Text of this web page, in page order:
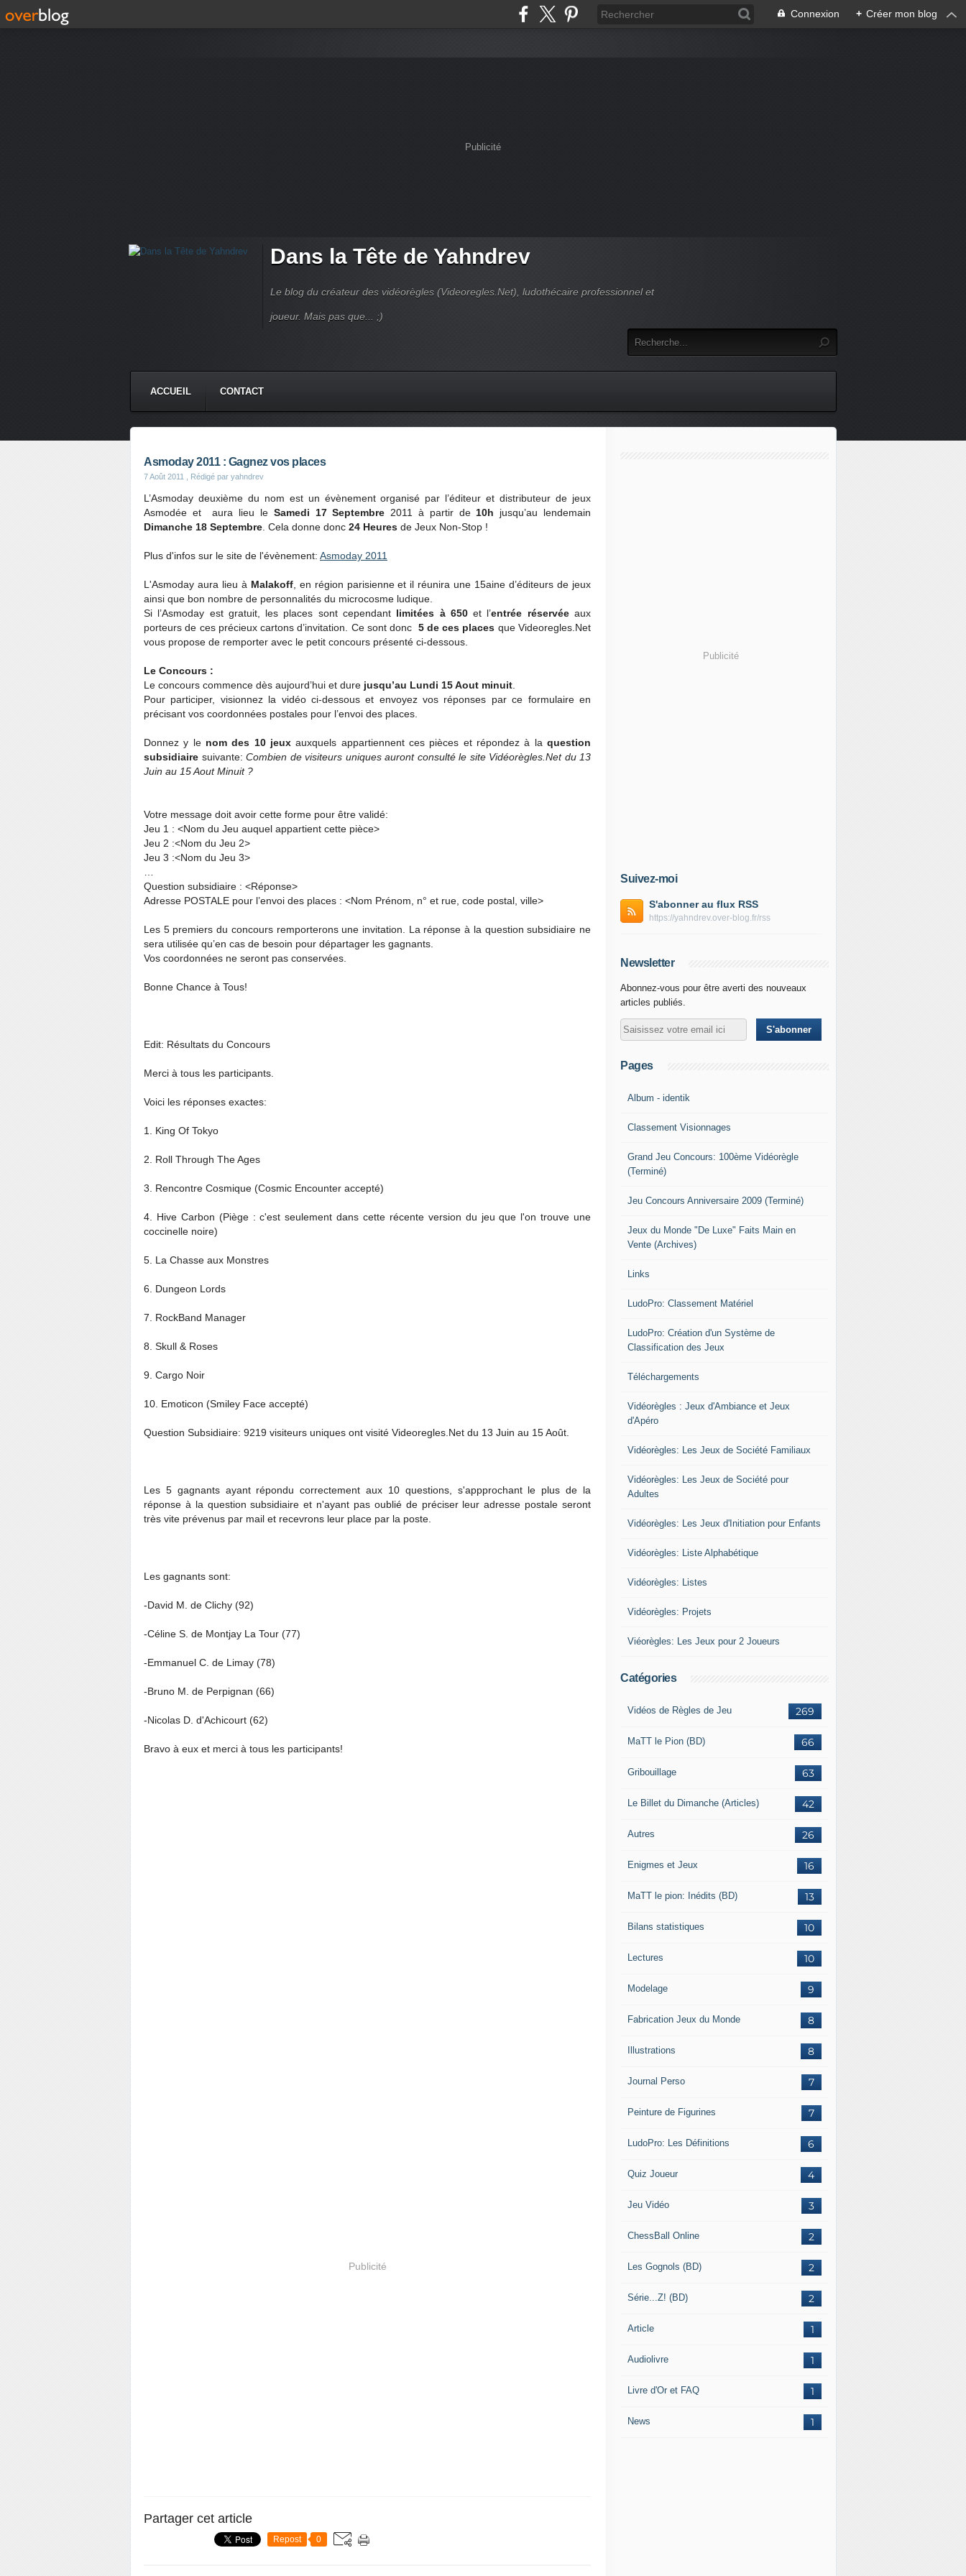
Connexion + Créer mon blog
Publicité
Dans la Tête de Yahndrev
Le blog du créateur des vidéorègles (Videoregles.Net), ludothécaire professionnel et
joueur. Mais pas que... ;)
ACCUEIL CONTACT
Asmoday 2011 : Gagnez vos places
7 Août 2011 , Rédigé par yahndrev
L’Asmoday deuxième du nom est un évènement organisé par l’éditeur et distributeur de jeux
Asmodée et aura lieu le Samedi 17 Septembre 2011 à partir de 10h jusqu’au lendemain
Dimanche 18 Septembre . Cela donne donc 24 Heures de Jeux Non-Stop !
Plus d'infos sur le site de l'évènement: Asmoday 2011
L'Asmoday aura lieu à Malakoff, en région parisienne et il réunira une 15aine d’éditeurs de jeux
ainsi que bon nombre de personnalités du microcosme ludique.
Si l’Asmoday est gratuit, les places sont cependant limitées à 650et l’entrée réservéeaux
porteurs de ces précieux cartons d’invitation. Ce sont donc 5 de ces places que Videoregles.Net
vous propose de remporter avec le petit concours présenté ci-dessous.
Le Concours :
Le concours commence dès aujourd’hui et dure jusqu’au Lundi 15 Aout minuit
Pour participer, visionnez la vidéo ci-dessous et envoyez vos réponses parce formulaire en
précisant vos coordonnées postales pour l’envoi des places.
Donnez y le nom des 10 jeux auxquels appartiennent ces pièces et répondez à la question
subsidiaire suivante: Combien de visiteurs uniques auront consulté le site Vidéorègles.Net du 13
Juin au 15 Aout Minuit ?
Votre message doit avoir cette forme pour être validé:
Jeu 1 : <Nom du Jeu auquel appartient cette pièce>
Jeu 2 :<Nom du Jeu 2>
Jeu 3 :<Nom du Jeu 3>
Question subsidiaire : <Réponse>
Adresse POSTALE pour l’envoi des places : <Nom Prénom, n° et rue, code postal, ville>
Les 5 premiers du concours remporterons une invitation. La réponse à la question subsidiaire ne
sera utilisée qu’en cas de besoin pour départager les gagnants.
Vos coordonnées ne seront pas conservées.
Bonne Chance à Tous!
Edit: Résultats du Concours
Merci à tous les participants.
Voici les réponses exactes:
1. King Of Tokyo
2. Roll Through The Ages
3. Rencontre Cosmique (Cosmic Encounter accepté)
4. Hive Carbon (Piège : c'est seulement dans cette récente version du jeu que l'on trouve une
coccinelle noire)
5. La Chasse aux Monstres
6. Dungeon Lords
7. RockBand Manager
8. Skull & Roses
9. Cargo Noir
10. Emoticon (Smiley Face accepté)
Question Subsidiaire: 9219 visiteurs uniques ont visité Videoregles.Net du 13 Juin au 15 Août.
Les 5 gagnants ayant répondu correctement aux 10 questions, s'appprochant le plus de la
réponse à la question subsidiaire et n'ayant pas oublié de préciser leur adresse postale seront
très vite prévenus par mail et recevrons leur place par la poste.
Les gagnants sont:
-David M. de Clichy (92)
-Céline S. de Montjay La Tour (77)
-Emmanuel C. de Limay (78)
-Bruno M. de Perpignan (66)
-Nicolas D. d'Achicourt (62)
Bravo à eux et merci à tous les participants!
Publicité
Partager cet article
Repost 0
Publicité
Suivez-moi
S'abonner au flux RSS
https://yahndrev.over-blog.fr/rss
Newsletter
Abonnez-vous pour être averti des nouveaux
articles publiés.
Pages
Album - identik
Classement Visionnages
Grand Jeu Concours: 100ème Vidéorègle
(Terminé)
Jeu Concours Anniversaire 2009 (Terminé)
Jeux du Monde "De Luxe" Faits Main en
Vente (Archives)
Links
LudoPro: Classement Matériel
LudoPro: Création d'un Système de
Classification des Jeux
Téléchargements
Vidéorègles : Jeux d'Ambiance et Jeux
d'Apéro
Vidéorègles: Les Jeux de Société Familiaux
Vidéorègles: Les Jeux de Société pour
Adultes
Vidéorègles: Les Jeux d'Initiation pour Enfants
Vidéorègles: Liste Alphabétique
Vidéorègles: Listes
Vidéorègles: Projets
Viéorègles: Les Jeux pour 2 Joueurs
Catégories
269
Vidéos de Règles de Jeu
66
MaTT le Pion (BD)
63
Gribouillage
42
Le Billet du Dimanche (Articles)
26
Autres
16
Enigmes et Jeux
13
MaTT le pion: Inédits (BD)
10
Bilans statistiques
10
Lectures
9
Modelage
8
Fabrication Jeux du Monde
8
Illustrations
7
Journal Perso
7
Peinture de Figurines
6
LudoPro: Les Définitions
4
Quiz Joueur
3
Jeu Vidéo
2
ChessBall Online
2
Les Gognols (BD)
2
Série...Z! (BD)
1
Article
1
Audiolivre
1
Livre d'Or et FAQ
1
News